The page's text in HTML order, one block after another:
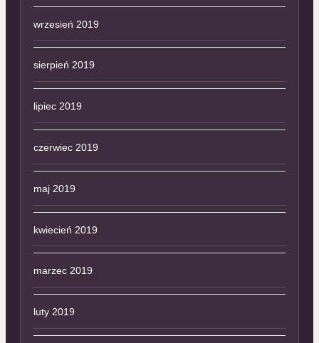
wrzesień 2019
sierpień 2019
lipiec 2019
czerwiec 2019
maj 2019
kwiecień 2019
marzec 2019
luty 2019